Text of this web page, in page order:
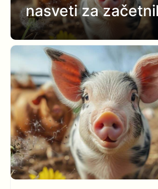
nasveti za